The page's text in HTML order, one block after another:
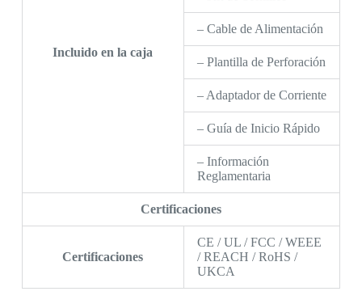
Incluido en la caja
– Cable de Alimentación
– Plantilla de Perforación
– Adaptador de Corriente
– Guía de Inicio Rápido
– Información
Reglamentaria
Certificaciones
Certificaciones
CE / UL / FCC / WEEE
/ REACH / RoHS /
UKCA